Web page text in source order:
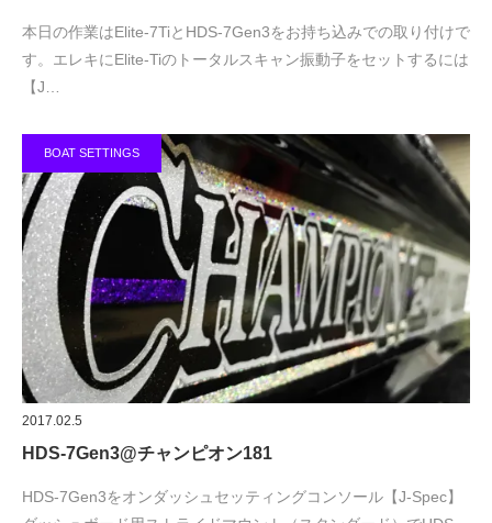
本日の作業はElite-7TiとHDS-7Gen3をお持ち込みでの取り付けで
す。エレキにElite-Tiのトータルスキャン振動子をセットするには
【J…
BOAT SETTINGS
2017.02.5
HDS-7Gen3@チャンピオン181
HDS-7Gen3をオンダッシュセッティングコンソール【J-Spec】